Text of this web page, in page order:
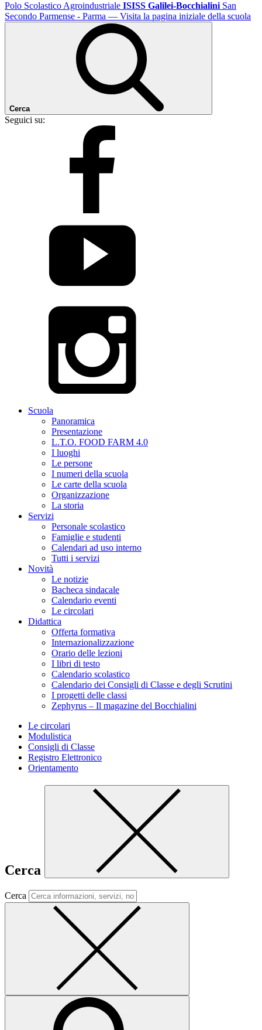
Polo Scolastico Agroindustriale ISISS Galilei-Bocchialini San
Secondo Parmense - Parma — Visita la pagina iniziale della scuola
Cerca
Seguici su:
Scuola
Panoramica
Presentazione
L.T.O. FOOD FARM 4.0
I luoghi
Le persone
I numeri della scuola
Le carte della scuola
Organizzazione
La storia
Servizi
Personale scolastico
Famiglie e studenti
Calendari ad uso interno
Tutti i servizi
Novità
Le notizie
Bacheca sindacale
Calendario eventi
Le circolari
Didattica
Offerta formativa
Internazionalizzazione
Orario delle lezioni
I libri di testo
Calendario scolastico
Calendario dei Consigli di Classe e degli Scrutini
I progetti delle classi
Zephyrus – Il magazine del Bocchialini
Le circolari
Modulistica
Consigli di Classe
Registro Elettronico
Orientamento
Cerca
Cerca